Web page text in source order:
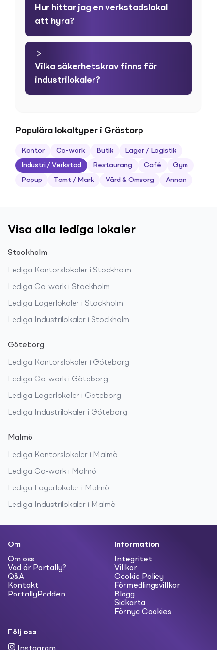
Hur hittar jag en verkstadslokal
att hyra?
Vilka säkerhetskrav finns för
industrilokaler?
Populära lokaltyper i Grästorp
Kontor Co-work Butik Lager / Logistik
Industri / Verkstad Restaurang Café Gym
Popup Tomt / Mark Vård & Omsorg Annan
Visa alla lediga lokaler
Stockholm
Lediga Kontorslokaler i Stockholm
Lediga Co-work i Stockholm
Lediga Lagerlokaler i Stockholm
Lediga Industrilokaler i Stockholm
Göteborg
Lediga Kontorslokaler i Göteborg
Lediga Co-work i Göteborg
Lediga Lagerlokaler i Göteborg
Lediga Industrilokaler i Göteborg
Malmö
Lediga Kontorslokaler i Malmö
Lediga Co-work i Malmö
Lediga Lagerlokaler i Malmö
Lediga Industrilokaler i Malmö
Om
Om oss
Vad är Portally?
Q&A
Kontakt
PortallyPodden
Information
Integritet
Villkor
Cookie Policy
Förmedlingsvillkor
Blogg
Sidkarta
Förnya Cookies
Följ oss